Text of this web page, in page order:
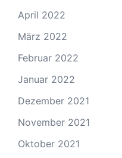
April 2022
März 2022
Februar 2022
Januar 2022
Dezember 2021
November 2021
Oktober 2021